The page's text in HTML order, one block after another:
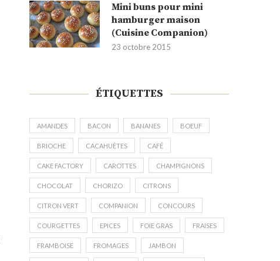
Mini buns pour mini
hamburger maison
(Cuisine Companion)
23 octobre 2015
ÉTIQUETTES
AMANDES BACON BANANES BOEUF
BRIOCHE CACAHUÈTES CAFÉ
CAKE FACTORY CAROTTES CHAMPIGNONS
CHOCOLAT CHORIZO CITRONS
CITRON VERT COMPANION CONCOURS
COURGETTES EPICES FOIE GRAS FRAISES
FRAMBOISE FROMAGES JAMBON